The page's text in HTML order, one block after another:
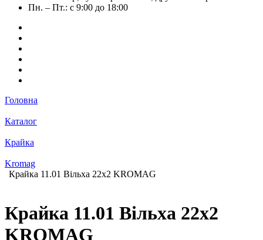
Пн. – Пт.: с 9:00 до 18:00
Головна
Каталог
Крайка
Kromag
Крайка 11.01 Вільха 22х2 KROMAG
Крайка 11.01 Вільха 22х2
KROMAG